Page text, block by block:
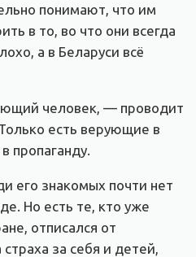
понимают, что им
в то, во что они всегда
а в Беларуси всё
человек, — проводит
есть верующие в
пропаганду.
его знакомых почти нет
Но есть те, кто уже
отписался от
за себя и детей,